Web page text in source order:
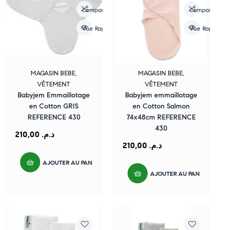
Compare
Vue Rapide
MAGASIN BEBE,
VÊTEMENT
Babyjem Emmaillotage
en Cotton GRIS
REFERENCE 430
د.م.
AJOUTER AU PANIER
Compare
Vue Rapide
MAGASIN BEBE,
VÊTEMENT
Babyjem emmaillotage
en Cotton Salmon
74x48cm REFERENCE
430
د.م.
AJOUTER AU PANIER